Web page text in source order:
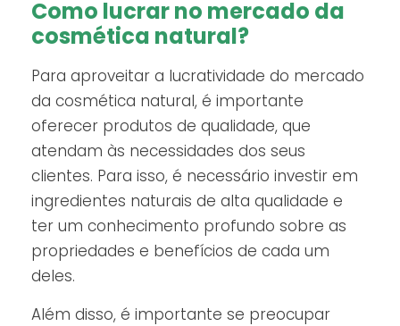
Como lucrar no mercado da
cosmética natural?
Para aproveitar a lucratividade do mercado
da cosmética natural, é importante
oferecer produtos de qualidade, que
atendam às necessidades dos seus
clientes. Para isso, é necessário investir em
ingredientes naturais de alta qualidade e
ter um conhecimento profundo sobre as
propriedades e benefícios de cada um
deles.
Além disso, é importante se preocupar